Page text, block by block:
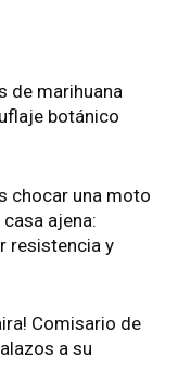
de marihuana
botánico
chocar una moto
ajena:
resistencia y
Comisario de
a su